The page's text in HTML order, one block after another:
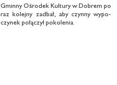
Gmin­ny Ośro­dek Kul­tu­ry w Do­brem po
raz ko­lej­ny za­dbał, aby czyn­ny wy­po­
czy­nek po­łą­czył po­ko­le­nia.